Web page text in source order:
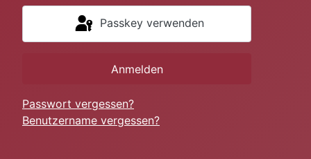
Passkey verwenden
Anmelden
Passwort vergessen?
Benutzername vergessen?